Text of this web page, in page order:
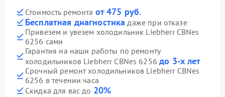
Стоимость ремонта от 475 руб.
Бесплатная диагностика даже при отказе
Привезем и увезем холодильник Liebherr CBNes
6256 сами
Гарантия на наши работы по ремонту
холодильников Liebherr CBNes 6256до 3-х лет
Срочный ремонт холодильников Liebherr CBNes
6256 в течении часа
Скидка для вас до 20%